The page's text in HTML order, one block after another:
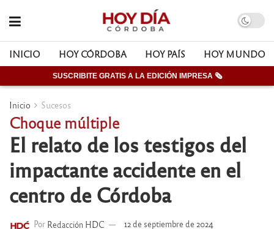
INICIO HOY CÓRDOBA HOY PAÍS HOY MUNDO
SUSCRIBITE GRATIS A LA EDICIÓN IMPRESA 🗞
Inicio Sucesos
Choque múltiple
El relato de los testigos del
impactante accidente en el
centro de Córdoba
Por Redacción HDC 12 de septiembre de 2024